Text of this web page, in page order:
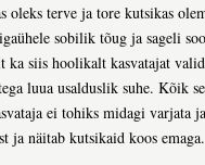
oleks terve ja tore kutsikas
sobilik tõug ja sageli
ka siis hoolikalt kasvatajat
luua usalduslik suhe. Kõik
ei tohiks midagi varjata
ja näitab kutsikaid koos emaga.